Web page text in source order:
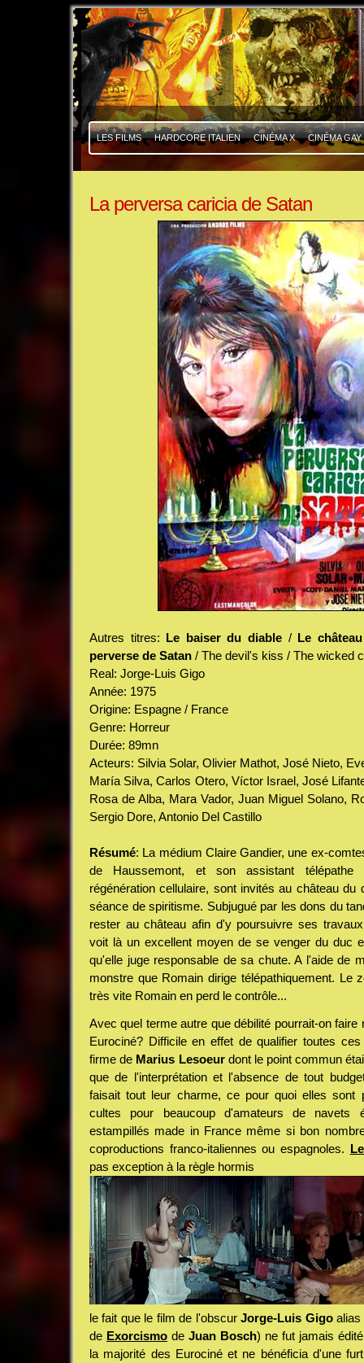
LES FILMS HARDCORE ITALIEN CINÉMA X CINÉMA GAY
La perversa caricia de Satan
Autres titres: Le baiser du diable / Le
perverse de Satan / The devil's kiss / The wicked
Real: Jorge-Luis Gigo
Année: 1975
Origine: Espagne / France
Genre: Horreur
Durée: 89mn
Acteurs: Silvia Solar, Olivier Mathot, José Nieto,
María Silva, Carlos Otero, Víctor Israel, José
Rosa de Alba, Mara Vador, Juan Miguel Solano,
Sergio Dore, Antonio Del Castillo
Résumé: La médium Claire Gandier, une ex-
de Haussemont, et son assistant
régénération cellulaire, sont invités au château du
séance de spiritisme. Subjugué par les dons du
rester au château afin d'y poursuivre ses
voit là un excellent moyen de se venger du duc
qu'elle juge responsable de sa chute. A l'aide de
monstre que Romain dirige télépathiquement. Le
très vite Romain en perd le contrôle...
Avec quel terme autre que débilité pourrait-on
Eurociné? Difficile en effet de qualifier toutes
firme de Marius Lesoeurdont le point commun
que de l'interprétation et l'absence de tout
faisait tout leur charme, ce pour quoi elles sont
cultes pour beaucoup d'amateurs de navets
estampillés made in France même si bon
coproductions franco-italiennes ou espagnoles.
pas exception à la règle hormis
le fait que le film de l'obscurJorge-Luis Gigoalias
de Exorcismo de Juan Bosch) ne fut jamais
la majorité des Eurociné et ne bénéficia d'une